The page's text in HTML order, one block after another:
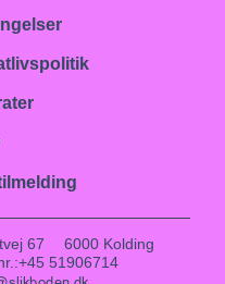
67
6000 Kolding
:+45 51906714